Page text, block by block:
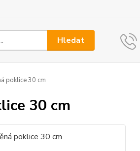
Hledat
poklice 30 cm
30 cm